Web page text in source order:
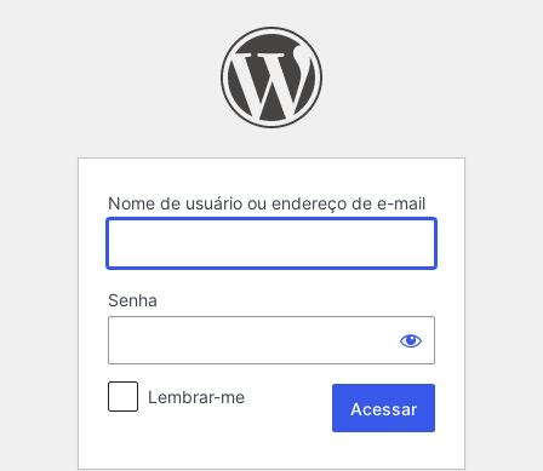
Nome de usuário ou endereço de e-mail
Senha
Lembrar-me